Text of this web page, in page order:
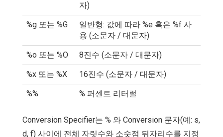
자)
%g 또는 %G
일반형: 값에 따라 %e 혹은 %f 사
용 (소문자 / 대문자)
%o 또는 %O 8진수 (소문자 / 대문자)
%x 또는 %X 16진수 (소문자 / 대문자)
%% % 퍼센트 리터럴
Conversion Specifier는 % 와 Conversion 문자(예: s,
d, f) 사이에 전체 자릿수와 소숫점 뒤자리수를 지정